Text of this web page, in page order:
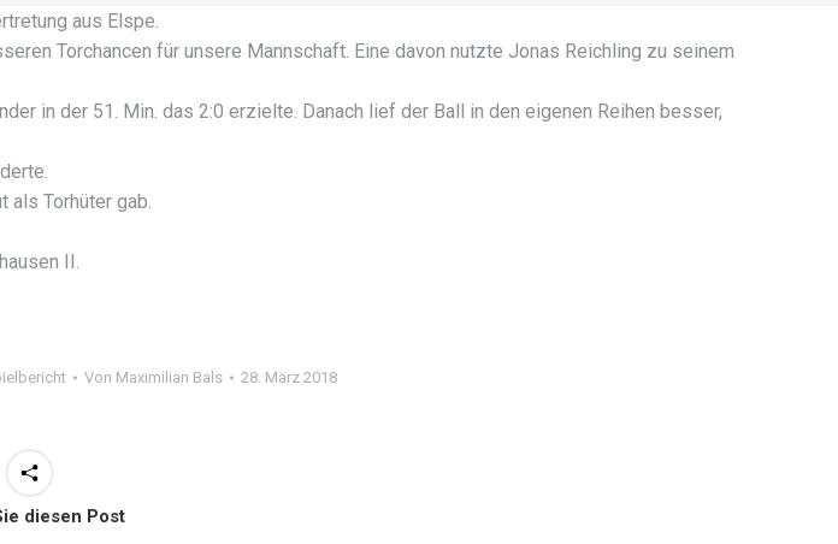
aus Elspe.
Torchancen für unsere Mannschaft. Eine davon nutzte Jonas Reichling zu seinem
in der 51. Min. das 2:0 erzielte. Danach lief der Ball in den eigenen Reihen besser,
als Torhüter gab.
II.
Von Maximilian Bals 28. März 2018
diesen Post